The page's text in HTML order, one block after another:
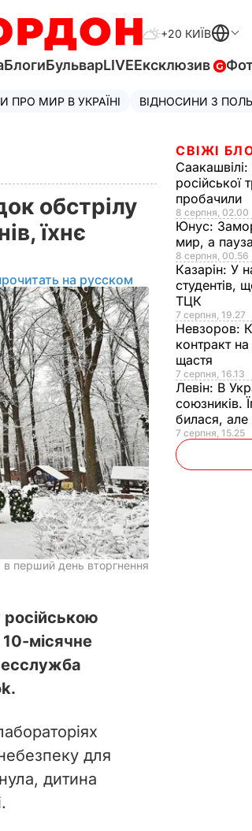
+20 КИЇВ
БлогиБульварLIVEЕксклюзив
ПРО МИР В УКРАЇНІ ВІДНОСИНИ З
обстрілу
їхнє
на русском
перший день вторгнення
10-місячне
для
дитина
СВІЖІ
Саакашвілі:
російської
пробачили
8 серпня, 02.00
Юнус:
мир, а
8 серпня, 00.56
Казарін: У
студентів,
ТЦК
7 серпня, 19.27
Невзоров:
контракт
щастя
7 серпня, 16.13
Левін: В
союзників.
билася,
7 серпня, 15.25